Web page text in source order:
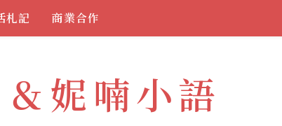
札記 商業合作
妮喃小語